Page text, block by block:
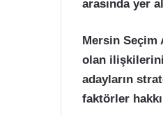
arasında yer
Mersin Seçim
olan
adayların
faktörler